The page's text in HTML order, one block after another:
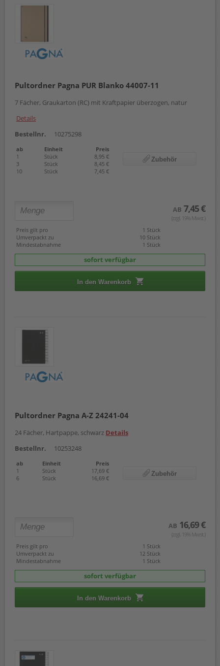
Pultordner Pagna PUR Blanko 44007-11
7 Fächer, Graukarton (RC) mit Kraftpapier überzogen, natur
Details
Bestellnr.
10275298
ab Einheit
Preis
1
Stück
8,95 €
3
Stück
8,45 €
10
Stück 7,45 €
Zubehör
AB 7,45 €
(zzgl. 19% Mwst.)
Preis gilt pro
1 Stück
Umverpackt zu
10 Stück
Mindestabnahme
1 Stück
sofort verfügbar
In den Warenkorb
Pultordner Pagna A-Z 24241-04
24 Fächer, Hartpappe, schwarz Details
Bestellnr.
10253248
ab Einheit
Preis
1
Stück
17,69 €
6
Stück 16,69 €
Zubehör
AB 16,69 €
(zzgl. 19% Mwst.)
Preis gilt pro
1 Stück
Umverpackt zu
12 Stück
Mindestabnahme
1 Stück
sofort verfügbar
In den Warenkorb